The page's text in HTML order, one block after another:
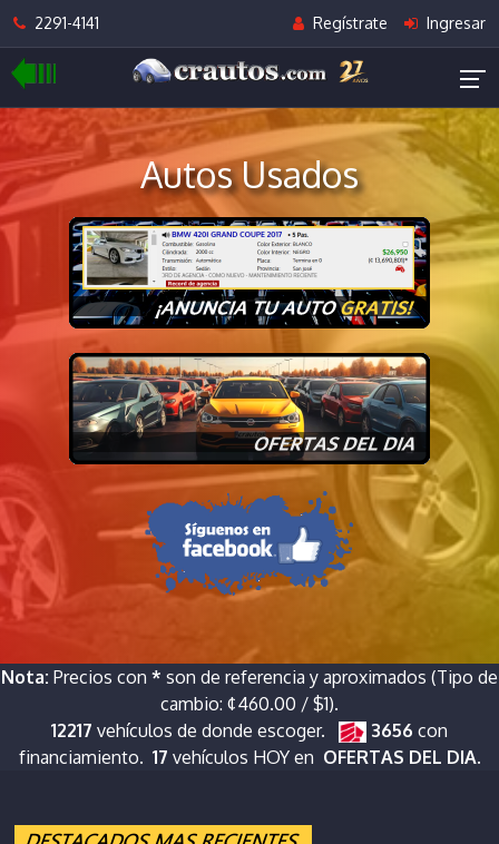
2291-4141 Regístrate Ingresar
Autos Usados
Nota: Precios con * son de referencia y aproximados (Tipo de
cambio: ¢460.00 / $1).
12217 vehículos de donde escoger. 3656 con
financiamiento. 17 vehículos HOY en OFERTAS DEL DIA.